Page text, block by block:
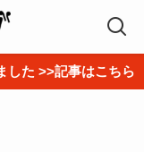
した >>記事はこちら